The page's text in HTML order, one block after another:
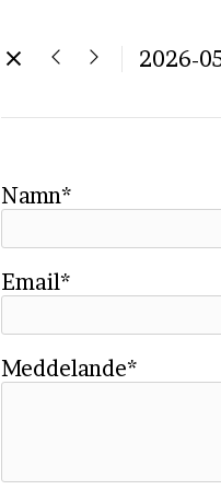
2026-
Namn*
Email*
Meddelande*